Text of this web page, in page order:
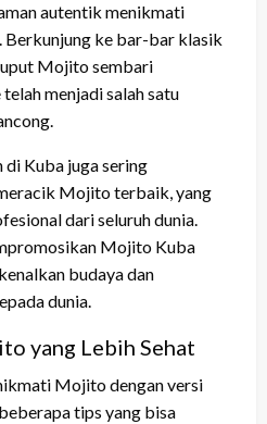
autentik menikmati
ke bar-bar klasik
Mojito sembari
menjadi salah satu
di Kuba juga sering
Mojito terbaik, yang
dari seluruh dunia.
Mojito Kuba
budaya dan
dunia.
yang Lebih Sehat
Mojito dengan versi
tips yang bisa